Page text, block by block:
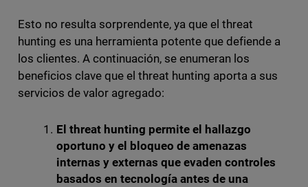
Esto no resulta sorprendente, ya que el threat
hunting es una herramienta potente que defiende a
los clientes. A continuación, se enumeran los
beneficios clave que el threat hunting aporta a sus
servicios de valor agregado:
El threat hunting permite el hallazgo
oportuno y el bloqueo de amenazas
internas y externas que evaden controles
basados en tecnología antes de una